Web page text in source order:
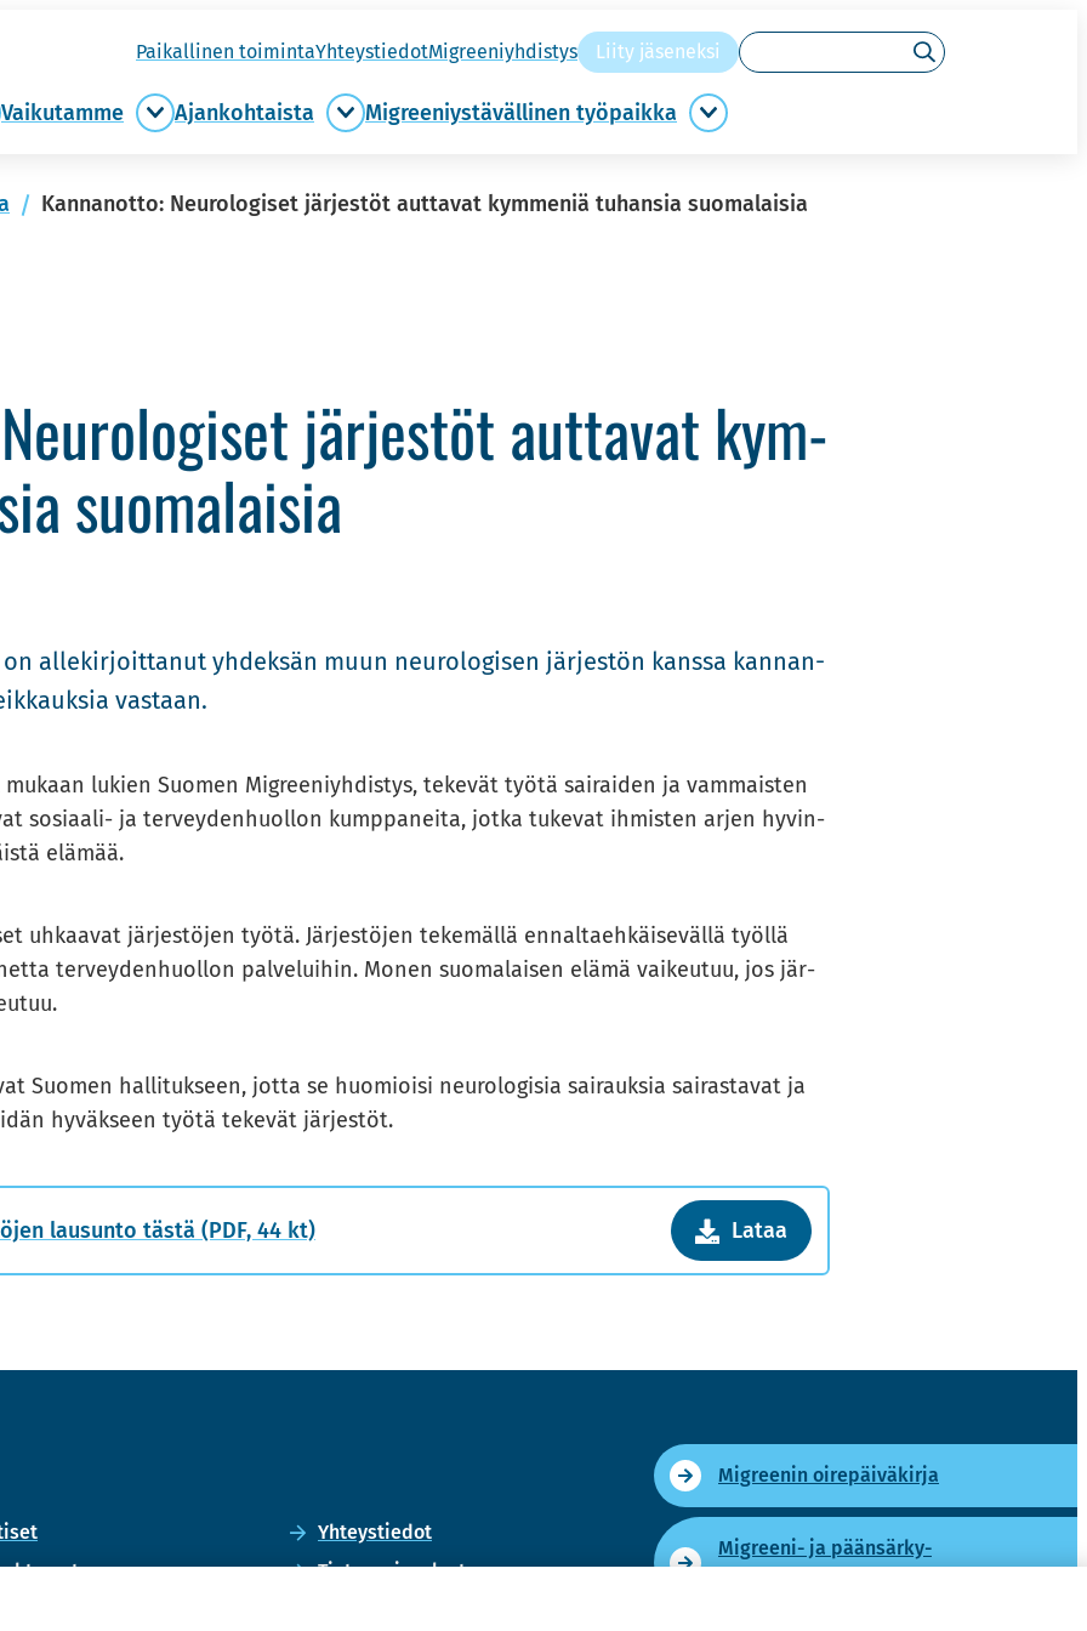
Pai­kal­li­nen toi­min­taYh­teys­tie­dotMigree­niyh­dis­tys Liity jä­se­nek­si Hakusanat
Hae
Vai­ku­tam­me
Vaikutamme
Ajan­koh­tais­ta
Ajankohtaista
Migree­niys­tä­väl­li­nen työ­paik­ka
Migreeniystävällinen
alasivut
Kannanotto: Neurologiset järjestöt auttavat kymmeniä tuhansia suomalaisia
jär­jes­töt aut­ta­vat kym­
suo­ma­lai­sia
al­le­kir­joit­ta­nut yh­dek­sän muun neu­ro­lo­gi­sen jär­jes­tön kans­sa kan­nan­
vas­taan.
lu­kien Suo­men Migree­niyh­dis­tys, te­ke­vät työtä sai­rai­den ja vam­mais­ten
sosiaali-​ ja ter­vey­den­huol­lon kump­pa­nei­ta, jotka tu­ke­vat ih­mis­ten arjen hy­vin­
elä­mää.
uh­kaa­vat jär­jes­tö­jen työtä. Jär­jes­tö­jen te­ke­mäl­lä en­nal­taeh­käi­se­väl­lä työl­lä
ter­vey­den­huol­lon pal­ve­lui­hin. Monen suo­ma­lai­sen elämä vai­keu­tuu, jos jär­
Suo­men hal­li­tuk­seen, jotta se huo­mioi­si neu­ro­lo­gi­sia sai­rauk­sia sai­ras­ta­vat ja
hy­väk­seen työtä te­ke­vät jär­jes­töt.
lausun­to tästä (PDF, 44 kt) Lataa
Yh­teys­tie­dot
Tie­to­suo­ja­se­los­te
Migree­nin oi­re­päi­vä­kir­ja
Migreeni-​ ja pään­sär­ky­